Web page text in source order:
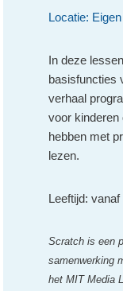
Locatie:
In deze
basisfuncties
verhaal
voor kinderen
hebben met
lezen.
Leeftijd: vanaf
Scratch is een
samenwerking
het MIT Media